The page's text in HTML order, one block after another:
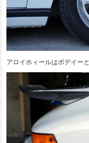
アロイホィールはボデイー